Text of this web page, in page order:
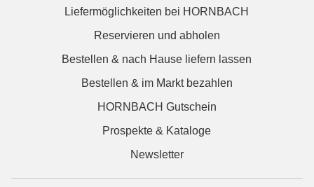
Liefermöglichkeiten bei HORNBACH
Reservieren und abholen
Bestellen & nach Hause liefern lassen
Bestellen & im Markt bezahlen
HORNBACH Gutschein
Prospekte & Kataloge
Newsletter